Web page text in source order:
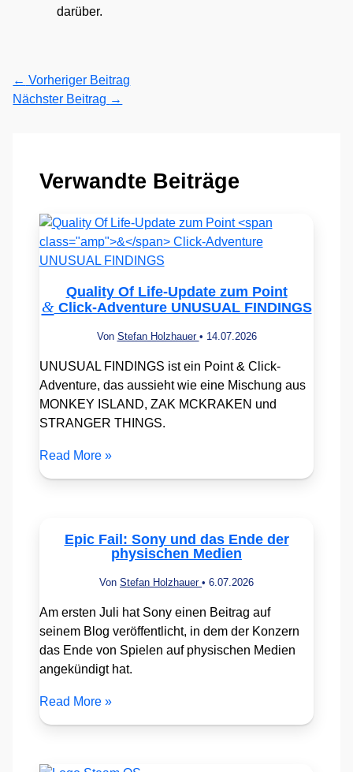
darüber.
← Vorheriger Beitrag
Nächster Beitrag →
Verwandte Beiträge
Quality Of Life-Update zum Point
&Click-Adventure UNUSUAL FINDINGS
Von Stefan Holzhauer • 14.07.2026
UNUSUAL FINDINGS ist ein Point & Click-
Adventure, das aussieht wie eine Mischung aus
MONKEY ISLAND, ZAK MCKRAKEN und
STRANGER THINGS.
Read More »
Epic Fail: Sony und das Ende der
physischen Medien
Von Stefan Holzhauer • 6.07.2026
Am ersten Juli hat Sony einen Beitrag auf
seinem Blog veröffentlicht, in dem der Konzern
das Ende von Spielen auf physischen Medien
angekündigt hat.
Read More »